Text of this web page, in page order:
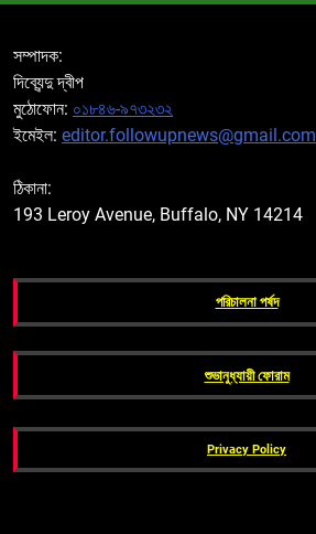
সম্পাদক:
দিব্যেন্দু দ্বীপ
মুঠোফোন: ০১৮৪৬-৯৭৩২৩২
ইমেইল: editor.followupnews@gmail.com
ঠিকানা:
193 Leroy Avenue, Buffalo, NY 14214
পরিচালনা পর্ষদ
শুভানুধ্যায়ী ফোরাম
Privacy Policy